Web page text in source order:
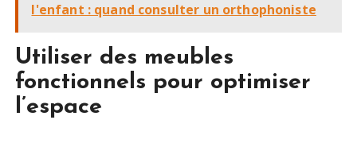
l'enfant : quand consulter un orthophoniste
Utiliser des meubles
fonctionnels pour optimiser
l’espace